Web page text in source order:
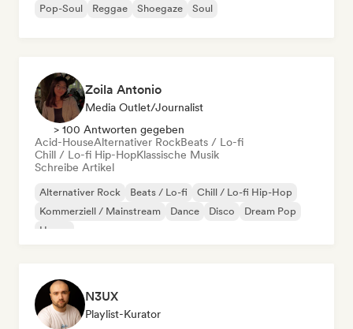
Pop-Soul
Reggae Shoegaze Soul
Zoila Antonio
Media Outlet/Journalist
> 100 Antworten gegeben
Acid-HouseAlternativer RockBeats / Lo-fi
Chill / Lo-fi Hip-HopKlassische Musik
Schreibe Artikel
Alternativer Rock Beats / Lo-fi
Chill / Lo-fi Hip-Hop
Kommerziell / Mainstream
Dance Disco
Dream Pop
House
N3UX
Playlist-Kurator